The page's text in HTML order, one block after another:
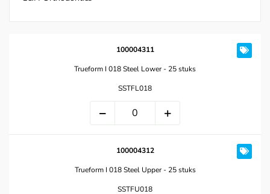
100004311
Trueform I 018 Steel Lower - 25 stuks
SSTFL018
100004312
Trueform I 018 Steel Upper - 25 stuks
SSTFU018